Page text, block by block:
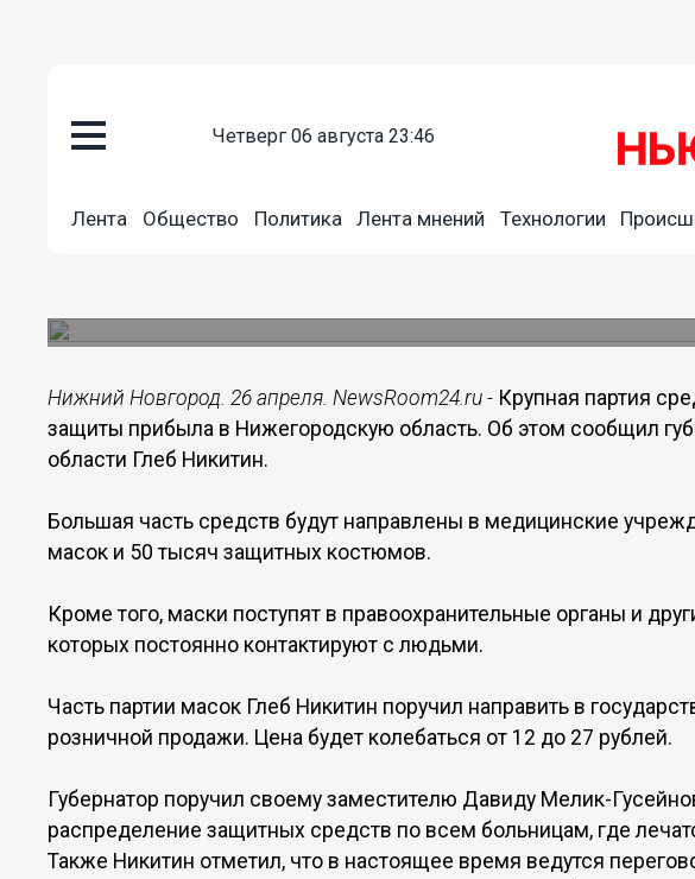
четверг 06 августа 23:46
Лента Общество Политика Лента мнений Технологии
Медицинские маски поступят в продажу
Нижний Новгород. 26 апреля. NewsRoom24.ru - Крупная партия
защиты прибыла в Нижегородскую область. Об этом сообщил
области Глеб Никитин.
Большая часть средств будут направлены в медицинские
масок и 50 тысяч защитных костюмов.
Кроме того, маски поступят в правоохранительные органы и
которых постоянно контактируют с людьми.
Часть партии масок Глеб Никитин поручил направить в
розничной продажи. Цена будет колебаться от 12 до 27 рублей.
Губернатор поручил своему заместителю Давиду Мелик-
распределение защитных средств по всем больницам, где
Также Никитин отметил, что в настоящее время ведутся